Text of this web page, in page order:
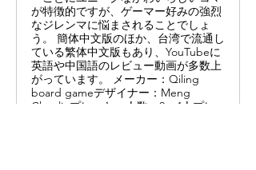
が特徴的ですが、ゲーマー好みの強烈
なジレンマに悩まされることでしょ
う。 簡体中文版のほか、台湾で流通し
ている繁体中文版もあり、YouTubeに
英語や中国語のレビュー動画が多数上
がっています。 メーカー：Qiling
board gameデザイナー：Meng
Chunlinプレーヤー人数：2～4人プレ